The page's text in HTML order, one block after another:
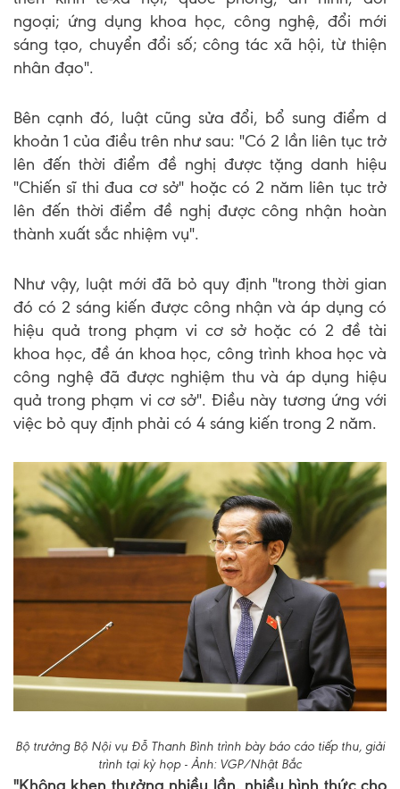
ngoại; ứng dụng khoa học, công nghệ, đổi mới
sáng tạo, chuyển đổi số; công tác xã hội, từ thiện
nhân đạo".
Bên cạnh đó, luật cũng sửa đổi, bổ sung điểm d
khoản 1 của điều trên như sau: "Có 2 lần liên tục trở
lên đến thời điểm đề nghị được tặng danh hiệu
"Chiến sĩ thi đua cơ sở" hoặc có 2 năm liên tục trở
lên đến thời điểm đề nghị được công nhận hoàn
thành xuất sắc nhiệm vụ".
Như vậy, luật mới đã bỏ quy định "trong thời gian
đó có 2 sáng kiến được công nhận và áp dụng có
hiệu quả trong phạm vi cơ sở hoặc có 2 đề tài
khoa học, đề án khoa học, công trình khoa học và
công nghệ đã được nghiệm thu và áp dụng hiệu
quả trong phạm vi cơ sở". Điều này tương ứng với
việc bỏ quy định phải có 4 sáng kiến trong 2 năm.
Bộ trưởng Bộ Nội vụ Đỗ Thanh Bình trình bày báo cáo tiếp thu, giải
trình tại kỳ họp - Ảnh: VGP/Nhật Bắc
"Không khen thưởng nhiều lần, nhiều hình thức cho